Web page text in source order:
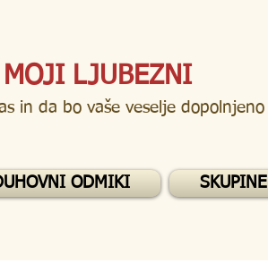
LJUBEZNI
in da bo vaše veselje dopolnjeno
ODMIKI SKUPINE